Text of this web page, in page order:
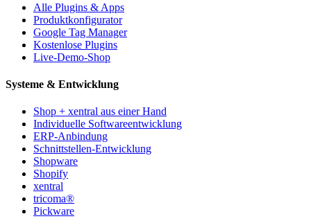
Alle Plugins & Apps
Produktkonfigurator
Google Tag Manager
Kostenlose Plugins
Live-Demo-Shop
Systeme & Entwicklung
Shop + xentral aus einer Hand
Individuelle Softwareentwicklung
ERP-Anbindung
Schnittstellen-Entwicklung
Shopware
Shopify
xentral
tricoma®
Pickware